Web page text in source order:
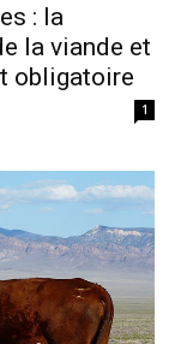
: la
la viande et
obligatoire
1